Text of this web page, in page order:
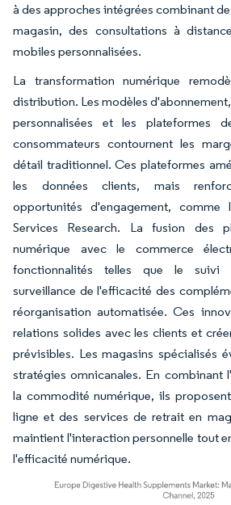
à des approches intégrées combinant
magasin, des consultations à
mobiles personnalisées.
La transformation numérique
distribution. Les modèles
personnalisées et les plateformes
consommateurs contournent les
détail traditionnel. Ces plateformes
les données clients, mais
opportunités d'engagement,
Services Research. La fusion des
numérique avec le commerce
fonctionnalités telles que le suivi
surveillance de l'efficacité des
réorganisation automatisée. Ces
relations solides avec les clients et
prévisibles. Les magasins spécialisés
stratégies omnicanales. En combinant
la commodité numérique, ils
ligne et des services de retrait en
maintient l'interaction personnelle tout
l'efficacité numérique.